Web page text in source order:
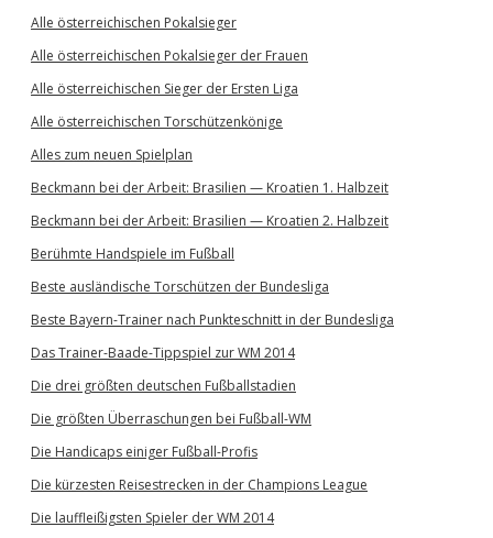
Alle österreichischen Pokalsieger
Alle österreichischen Pokalsieger der Frauen
Alle österreichischen Sieger der Ersten Liga
Alle österreichischen Torschützenkönige
Alles zum neuen Spielplan
Beckmann bei der Arbeit: Brasilien — Kroatien 1. Halbzeit
Beckmann bei der Arbeit: Brasilien — Kroatien 2. Halbzeit
Berühmte Handspiele im Fußball
Beste ausländische Torschützen der Bundesliga
Beste Bayern-Trainer nach Punkteschnitt in der Bundesliga
Das Trainer-Baade-Tippspiel zur WM 2014
Die drei größten deutschen Fußballstadien
Die größten Überraschungen bei Fußball-WM
Die Handicaps einiger Fußball-Profis
Die kürzesten Reisestrecken in der Champions League
Die lauffleißigsten Spieler der WM 2014